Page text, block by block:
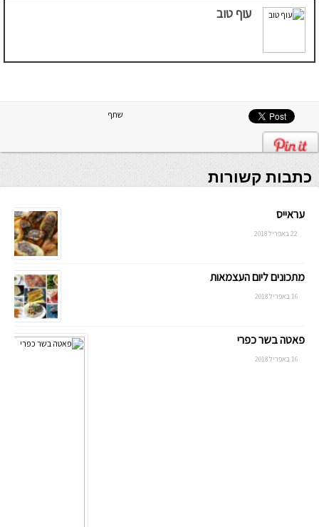
עוף טוב
שתף
כתבות קשורות
עראייס
22 באפריל 2018
מתכונים ליום העצמאות
16 באפריל 2018
פאטה בשר כפרי
16 באפריל 2018